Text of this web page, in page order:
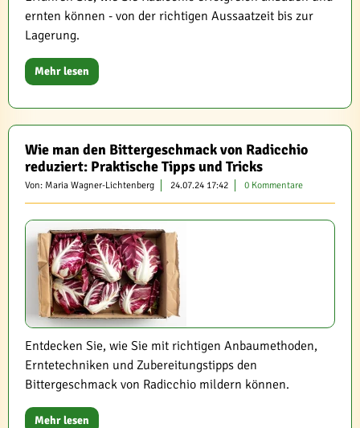
ernten können - von der richtigen Aussaatzeit bis zur
Lagerung.
Mehr lesen
Wie man den Bittergeschmack von Radicchio
reduziert: Praktische Tipps und Tricks
Von: Maria Wagner-Lichtenberg 24.07.24 17:42 0 Kommentare
Entdecken Sie, wie Sie mit richtigen Anbaumethoden,
Erntetechniken und Zubereitungstipps den
Bittergeschmack von Radicchio mildern können.
Mehr lesen